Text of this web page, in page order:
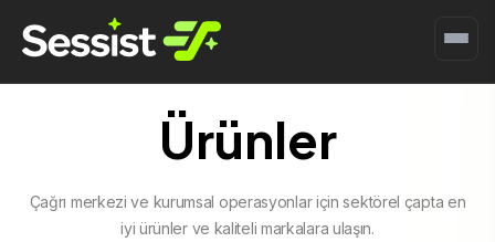
Ürünler
Çağrı merkezi ve kurumsal operasyonlar için sektörel çapta en
iyi ürünler ve kaliteli markalara ulaşın.